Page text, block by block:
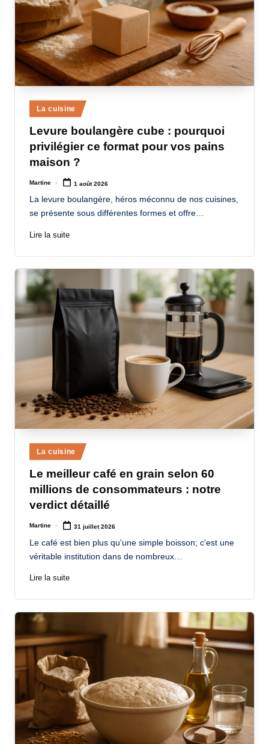
Posted
in
La cuisine
Levure boulangère cube : pourquoi
privilégier ce format pour vos pains
maison ?
Posted
Martine 1 août 2026
La levure boulangère, héros méconnu de nos cuisines,
se présente sous différentes formes et offre…
Lire la suite
Posted
in
La cuisine
Le meilleur café en grain selon 60
millions de consommateurs : notre
verdict détaillé
Posted
Martine 31 juillet 2026
Le café est bien plus qu'une simple boisson; c'est une
véritable institution dans de nombreux…
Lire la suite